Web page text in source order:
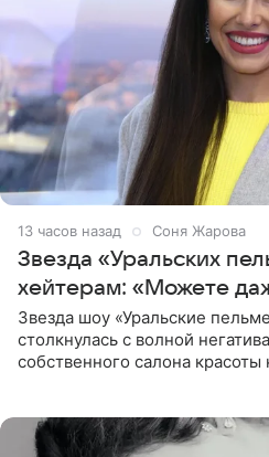
13 часов назад Соня Жарова
Звезда «Уральских
хейтерам: «Можете
Звезда шоу «Уральские
столкнулась с волной
собственного салона